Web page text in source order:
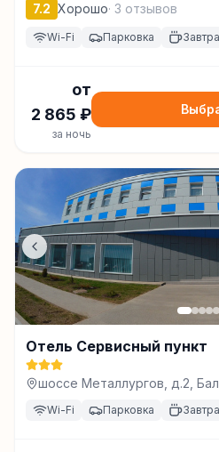
7.2 Хорошо· 3 отзывов
Wi-Fi Парковка
от
2 865 ₽
за ночь
Отель Сервисный пункт
шоссе Металлургов, д.2,
Wi-Fi Парковка